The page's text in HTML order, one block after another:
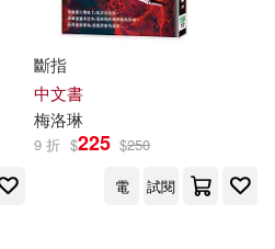
斷指
中文書
梅洛琳
9 折 $225 $250
電
試閱